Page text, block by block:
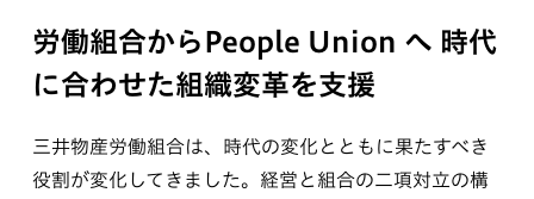
労働組合からPeople Union へ 時代
に合わせた組織変革を支援
三井物産労働組合は、時代の変化とともに果たすべき
役割が変化してきました。経営と組合の二項対立の構